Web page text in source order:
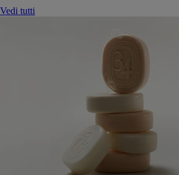
Vedi tutti